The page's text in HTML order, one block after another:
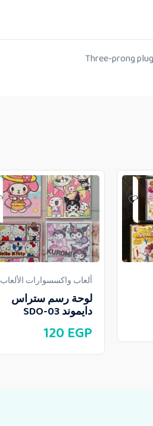
Three-prong
ألعاب واكسسوارات الألعاب
لوحة رسم ستراس
دايموند SDO-03
120 EGP